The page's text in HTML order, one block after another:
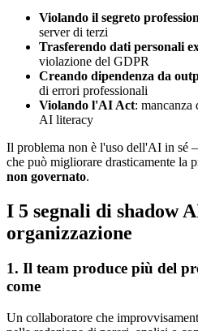
Violando il segreto
server di terzi
Trasferendo dati personali
violazione del GDPR
Creando dipendenza da
di errori professionali
Violando l'AI Act: mancanza
AI literacy
Il problema non è l'uso dell'AI in sé
che può migliorare drasticamente la
non governato.
I 5 segnali di shadow
organizzazione
1. Il team produce più del
come
Un collaboratore che